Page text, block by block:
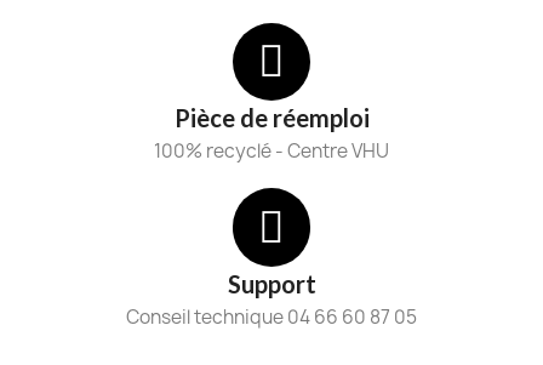
Pièce de réemploi
100% recyclé - Centre VHU
Support
Conseil technique 04 66 60 87 05